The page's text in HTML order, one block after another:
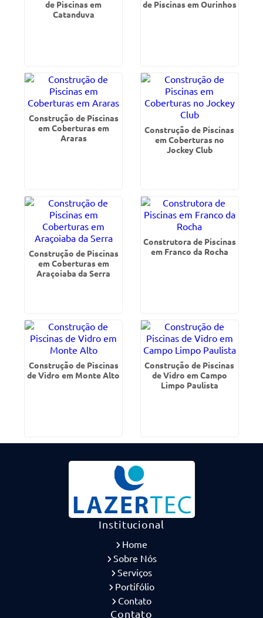
de Piscinas em
Catanduva
de Piscinas em Ourinhos
Construção de Piscinas
em Coberturas em
Araras
Construção de Piscinas
em Coberturas no
Jockey Club
Construção de Piscinas
em Coberturas em
Araçoiaba da Serra
Construtora de Piscinas
em Franco da Rocha
Construção de Piscinas
de Vidro em Monte Alto
Construção de Piscinas
de Vidro em Campo
Limpo Paulista
Institucional
Home
Sobre Nós
Serviços
Portifólio
Contato
Contato